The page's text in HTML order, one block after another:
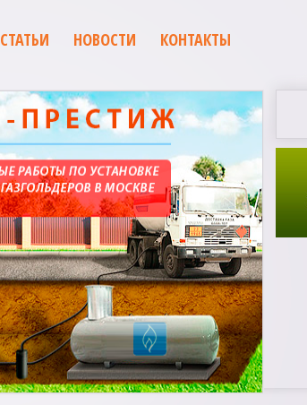
СТАТЬИ НОВОСТИ КОНТАКТЫ